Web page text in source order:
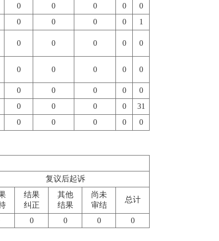
0 0 0 0
0
0 0 0 0 1
0 0 0 0 0
0 0 0 0 0
0 0 0 0
0
0 0 0 0
31
0 0 0 0 0
复议后起诉
结果
纠正
其他
结果
尚未
审结
总计
0 0 0 0